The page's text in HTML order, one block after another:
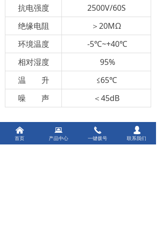
낀
首页
뀵
产品中心
끅
一键拨号
넙
联系我们
抗电强度
2500V/60S
绝缘电阻
＞20MΩ
环境温度
-5℃~+40℃
相对湿度
95%
温 升
≤65℃
噪 声
＜45dB
五、订货须知：
控制变压器是机械设备的主控制电源供